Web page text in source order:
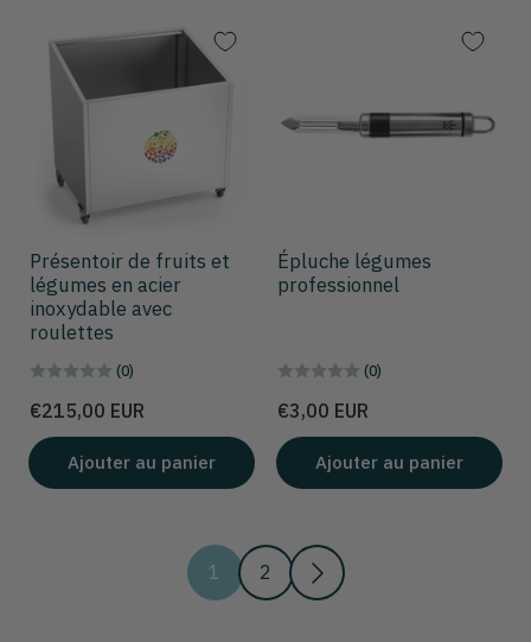
Présentoir de fruits et
légumes en acier
inoxydable avec
roulettes
(0)
Prix
€215,00 EUR
Ajouter au panier
Épluche légumes
professionnel
(0)
Prix
€3,00 EUR
Ajouter au panier
1 2